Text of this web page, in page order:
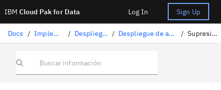
IBM Cloud Pak for Data Log In Sign Up
Docs / Implementación de la IA / Despliegue de activos de IA / Despliegue de activos de aprendizaje automático / Supresión de un despliegue
Buscar información